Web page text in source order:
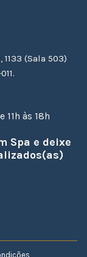
1133 (Sala 503)
11h às 18h
Spa e deixe